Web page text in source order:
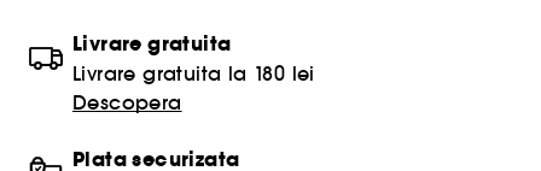
Livrare gratuita
Livrare gratuita la 180 lei
Descopera
Plata securizata